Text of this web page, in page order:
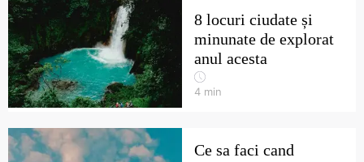
8 locuri ciudate și
minunate de explorat
anul acesta
4 min
Ce sa faci cand